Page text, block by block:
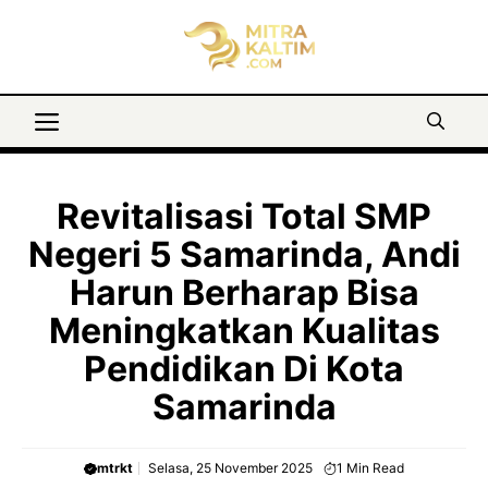
Menu
Revitalisasi Total SMP
Negeri 5 Samarinda, Andi
Harun Berharap Bisa
Meningkatkan Kualitas
Pendidikan Di Kota
Samarinda
mtrkt Selasa, 25 November 2025 1 Min Read